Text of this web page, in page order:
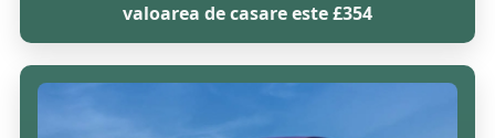
valoarea de casare este £354